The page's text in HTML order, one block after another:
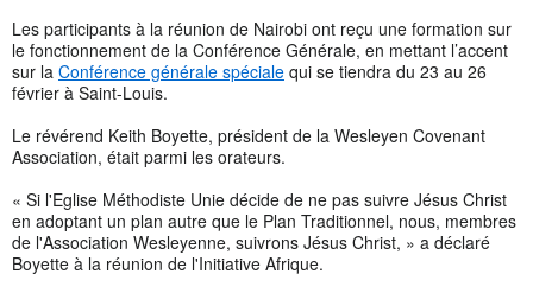
Les participants à la réunion de Nairobi ont reçu une formation sur
le fonctionnement de la Conférence Générale, en mettant l’accent
sur la Conférence générale spéciale qui se tiendra du 23 au 26
février à Saint-Louis.
Le révérend Keith Boyette, président de la Wesleyen Covenant
Association, était parmi les orateurs.
« Si l'Eglise Méthodiste Unie décide de ne pas suivre Jésus Christ
en adoptant un plan autre que le Plan Traditionnel, nous, membres
de l'Association Wesleyenne, suivrons Jésus Christ, » a déclaré
Boyette à la réunion de l'Initiative Afrique.